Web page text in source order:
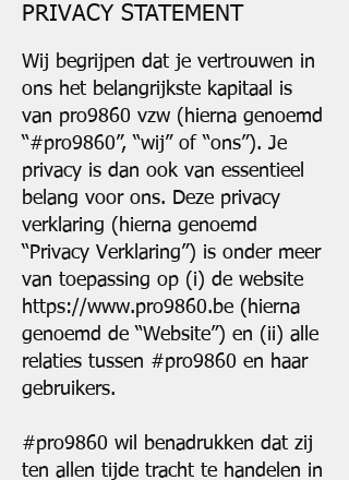
PRIVACY STATEMENT
Wij begrijpen dat je vertrouwen in
ons het belangrijkste kapitaal is
van pro9860 vzw (hierna genoemd
“#pro9860”, “wij” of “ons”). Je
privacy is dan ook van essentieel
belang voor ons. Deze privacy
verklaring (hierna genoemd
“Privacy Verklaring”) is onder meer
van toepassing op (i) de website
https://www.pro9860.be (hierna
genoemd de “Website”) en (ii) alle
relaties tussen #pro9860 en haar
gebruikers.
#pro9860 wil benadrukken dat zij
ten allen tijde tracht te handelen in